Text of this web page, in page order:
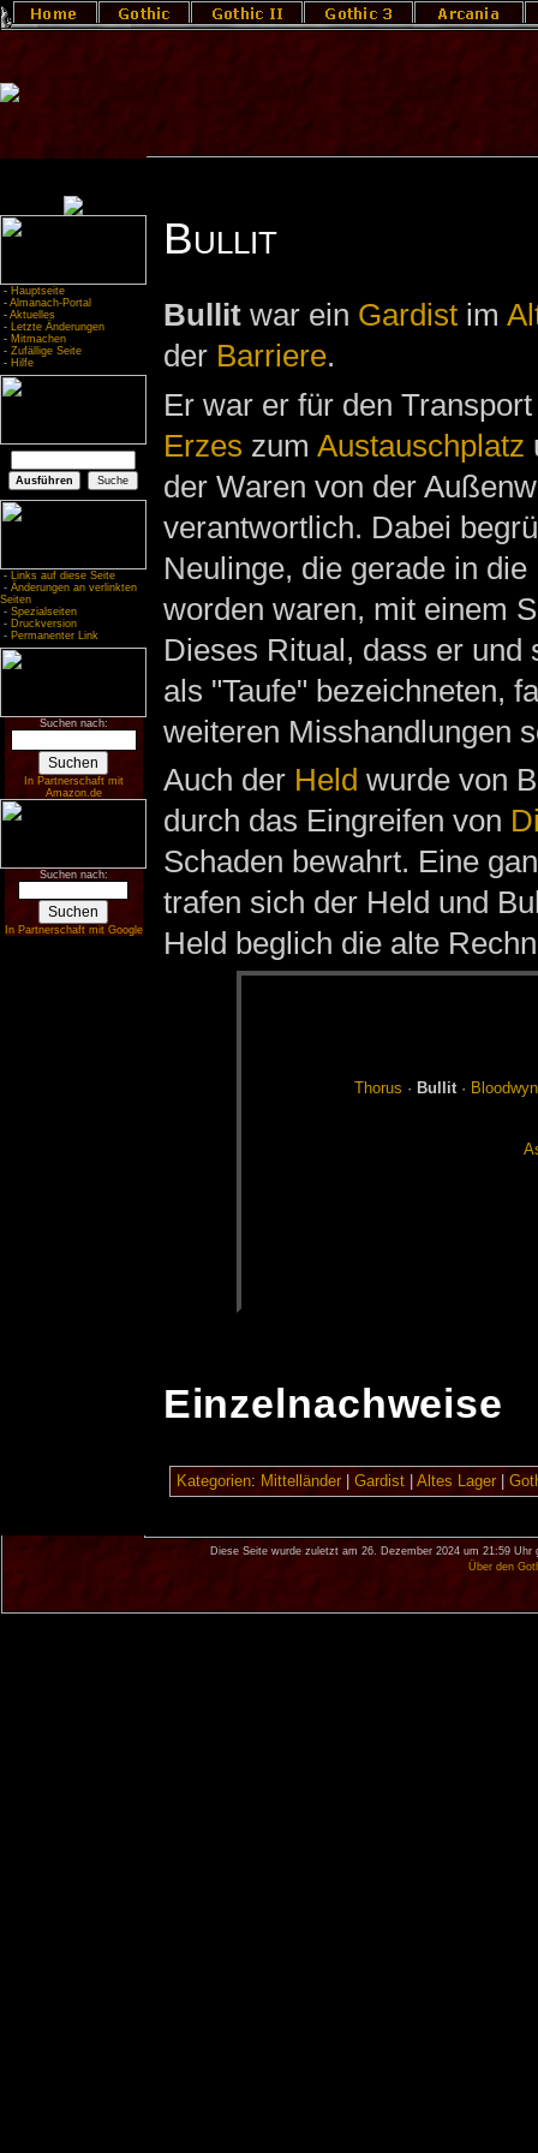
- Hauptseite
- Almanach-Portal
- Aktuelles
- Letzte Änderungen
- Mitmachen
- Zufällige Seite
- Hilfe
- Links auf diese Seite
- Änderungen an verlinkten
Seiten
- Spezialseiten
- Druckversion
- Permanenter Link
Suchen nach:
In Partnerschaft mit
Amazon.de
Suchen nach:
In Partnerschaft mit Google
Bullit
Bullitwar ein Gardistim
der Barriere.
Er war er für den
Erzes zum Austauschplatz
der Waren von der
verantwortlich. Dabei
Neulinge, die gerade in die
worden waren, mit einem
Dieses Ritual, dass er und
als "Taufe" bezeichneten,
weiteren Misshandlungen
Auch der Held wurde von
durch das Eingreifen von
Schaden bewahrt. Eine
trafen sich der Held und
Held beglich die alte
Tho­rus · Bul­lit· Blood­wyn
Einzelnachweise
Kategorien: Mittelländer| Gardist| Altes Lager|
Diese Seite wurde zuletzt am 26. Dezember 2024 um 21:59 Uhr
Über den